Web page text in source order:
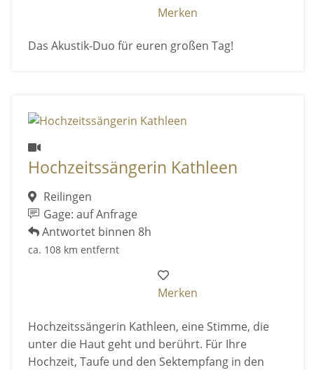
Merken
Das Akustik-Duo für euren großen Tag!
Hochzeitssängerin Kathleen
Reilingen
Gage: auf Anfrage
Antwortet binnen 8h
ca. 108 km entfernt
Merken
Hochzeitssängerin Kathleen, eine Stimme, die
unter die Haut geht und berührt. Für Ihre
Hochzeit, Taufe und den Sektempfang in den